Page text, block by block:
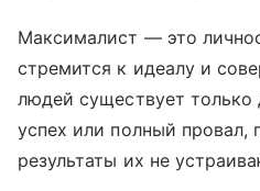
Максималист — это
стремится к идеалу и
людей существует только
успех или полный провал,
результаты их не